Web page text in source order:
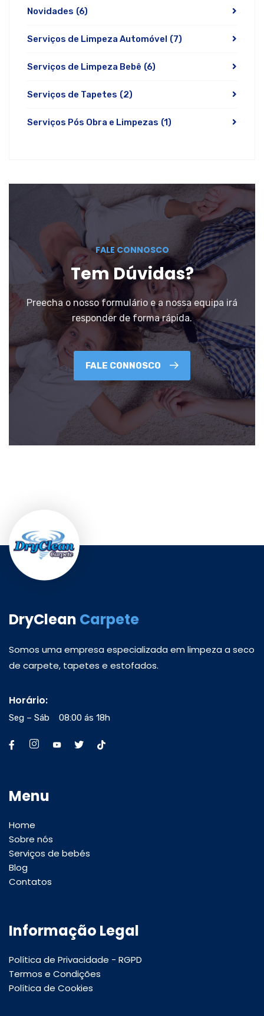
Novidades (6)
Serviços de Limpeza Automóvel (7)
Serviços de Limpeza Bebê (6)
Serviços de Tapetes (2)
Serviços Pós Obra e Limpezas (1)
FALE CONNOSCO
Tem Dúvidas?
Preecha o nosso formulário e a nossa equipa irá
responder de forma rápida.
FALE CONNOSCO
DryClean Carpete
Somos uma empresa especializada em limpeza a seco
de carpete, tapetes e estofados.
Horário:
Seg – Sáb 08:00 ás 18h
Menu
Home
Sobre nós
Serviços de bebés
Blog
Contatos
Informação Legal
Política de Privacidade - RGPD
Termos e Condições
Política de Cookies